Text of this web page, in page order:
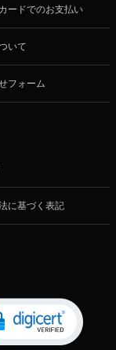
ードでのお支払い
いて
フォーム
に基づく表記